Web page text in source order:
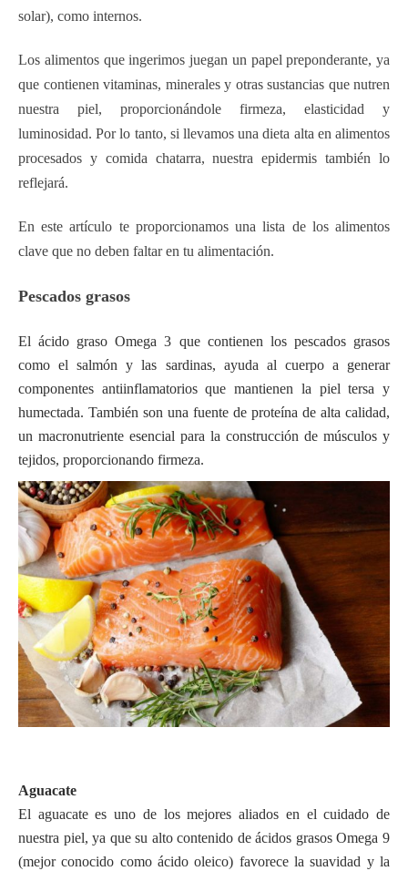
solar), como internos.
Los alimentos que ingerimos juegan un papel preponderante, ya
que contienen vitaminas, minerales y otras sustancias que nutren
nuestra piel, proporcionándole firmeza, elasticidad y
luminosidad. Por lo tanto, si llevamos una dieta alta en alimentos
procesados y comida chatarra, nuestra epidermis también lo
reflejará.
En este artículo te proporcionamos una lista de los alimentos
clave que no deben faltar en tu alimentación.
Pescados grasos
El ácido graso Omega 3 que contienen los pescados grasos
como el salmón y las sardinas, ayuda al cuerpo a generar
componentes antiinflamatorios que mantienen la piel tersa y
humectada. También son una fuente de proteína de alta calidad,
un macronutriente esencial para la construcción de músculos y
tejidos, proporcionando firmeza.
Aguacate
El aguacate es uno de los mejores aliados en el cuidado de
nuestra piel, ya que su alto contenido de ácidos grasos Omega 9
(mejor conocido como ácido oleico) favorece la suavidad y la